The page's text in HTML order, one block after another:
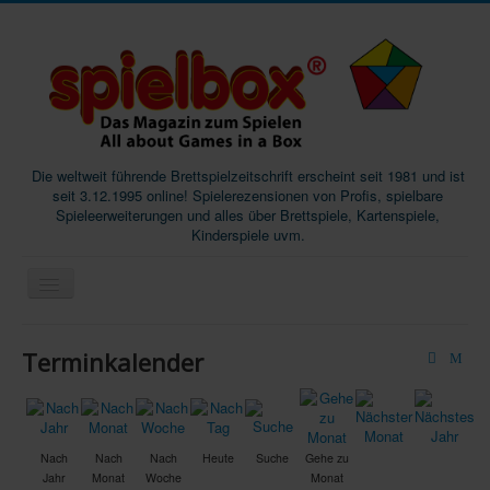
Die weltweit führende Brettspielzeitschrift erscheint seit 1981 und ist
seit 3.12.1995 online! Spielerezensionen von Profis, spielbare
Spieleerweiterungen und alles über Brettspiele, Kartenspiele,
Kinderspiele uvm.
Magazine
Abos/Subscriptions
Podcast
Terminkalender
Nach
Jahr
Nach
Monat
Nach
Woche
Heute Suche
Gehe zu
Monat